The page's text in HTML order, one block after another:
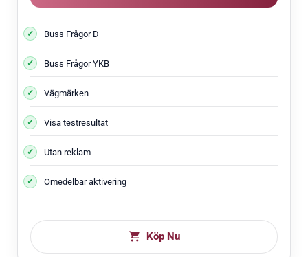
Buss Frågor D
Buss Frågor YKB
Vägmärken
Visa testresultat
Utan reklam
Omedelbar aktivering
Köp Nu